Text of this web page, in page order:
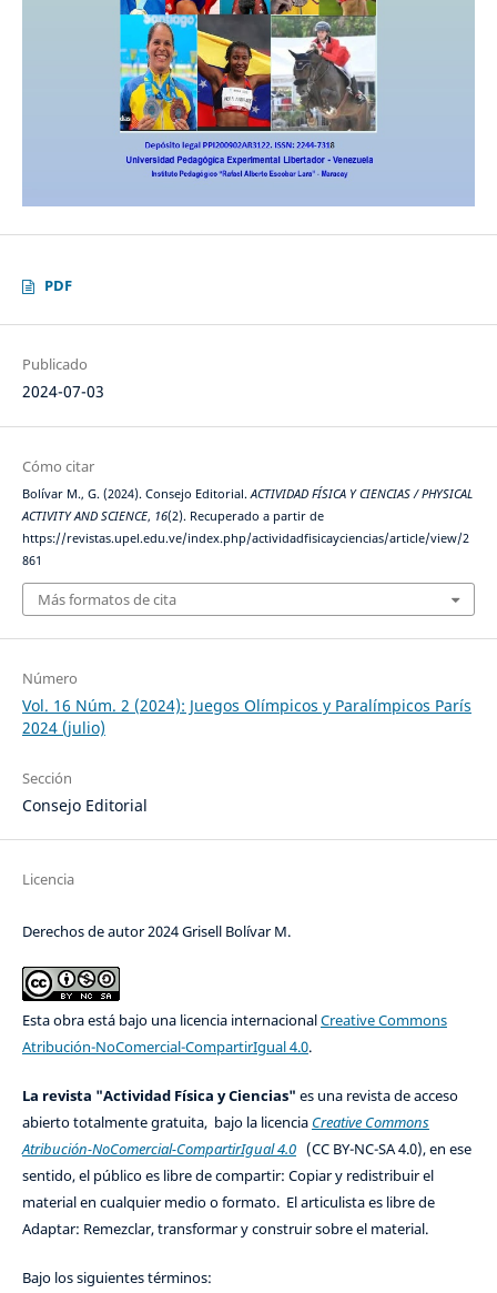
PDF
Publicado
2024-07-03
Cómo citar
Bolívar M., G. (2024). Consejo Editorial. ACTIVIDAD FÍSICA Y CIENCIAS / PHYSICAL
ACTIVITY AND SCIENCE, 16(2). Recuperado a partir de
https://revistas.upel.edu.ve/index.php/actividadfisicayciencias/article/view/2
861
Más formatos de cita
Número
Vol. 16 Núm. 2 (2024): Juegos Olímpicos y Paralímpicos París
2024 (julio)
Sección
Consejo Editorial
Licencia
Derechos de autor 2024 Grisell Bolívar M.
Esta obra está bajo una licencia internacionalCreative Commons
Atribución-NoComercial-CompartirIgual 4.0.
La revista "Actividad Física y Ciencias" es una revista de acceso
abierto totalmente gratuita, bajo la licencia Creative Commons
Atribución-NoComercial-CompartirIgual 4.0(CC BY-NC-SA 4.0), en ese
sentido, el público es libre de compartir: Copiar y redistribuir el
material en cualquier medio o formato. El articulista es libre de
Adaptar: Remezclar, transformar y construir sobre el material.
Bajo los siguientes términos: